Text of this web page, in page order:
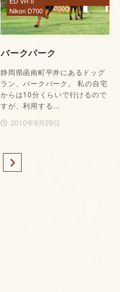
バークパーク
静岡県函南町平井にあるドッグ
ラン、バークパーク。 私の自宅
からは10分くらいで行けるので
すが、利用する…
2010年9月29日
Nikon D700